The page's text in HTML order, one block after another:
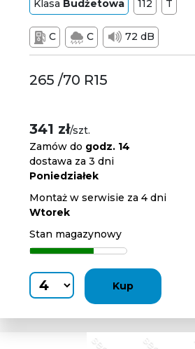
Klasa Budżetowa 112 T
C C 72 dB
265 /70 R15
341 zł/szt.
Zamów do godz. 14
dostawa za 3 dni
Poniedziałek
Montaż w serwisie za 4 dni
Wtorek
Stan magazynowy
Kup